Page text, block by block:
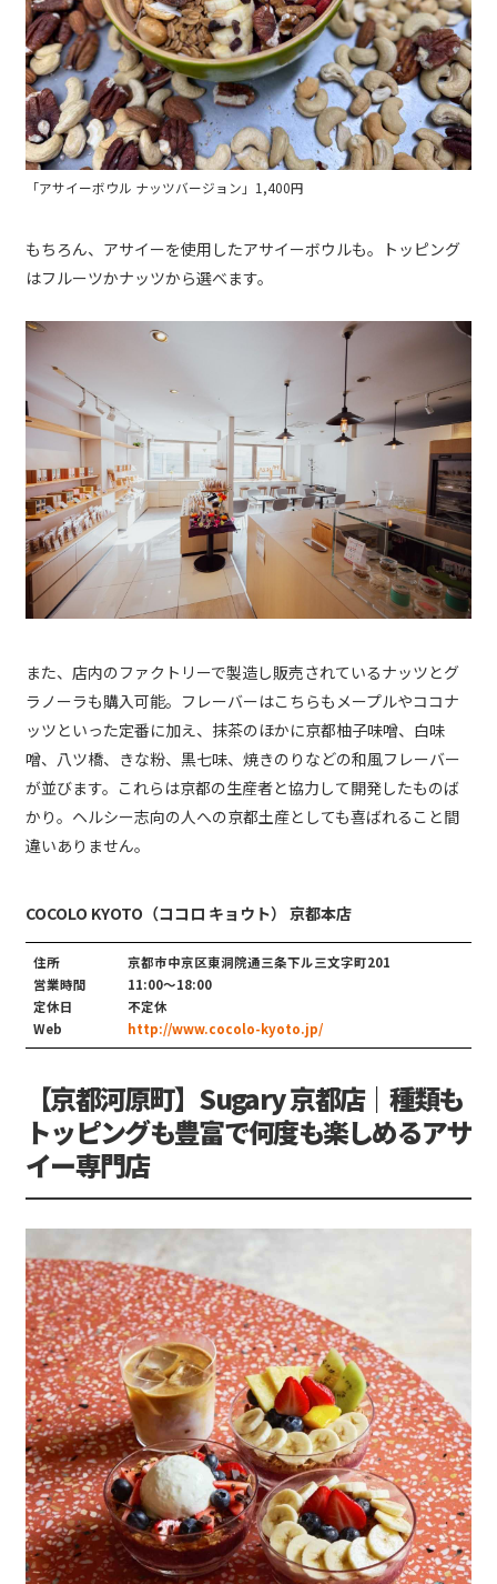
「アサイーボウル ナッツバージョン」1,400円
もちろん、アサイーを使用したアサイーボウルも。トッピング
はフルーツかナッツから選べます。
また、店内のファクトリーで製造し販売されているナッツとグ
ラノーラも購入可能。フレーバーはこちらもメープルやココナ
ッツといった定番に加え、抹茶のほかに京都柚子味噌、白味
噌、八ツ橋、きな粉、黒七味、焼きのりなどの和風フレーバー
が並びます。これらは京都の生産者と協力して開発したものば
かり。ヘルシー志向の人への京都土産としても喜ばれること間
違いありません。
COCOLO KYOTO（ココロ キョウト） 京都本店
住所
京都市中京区東洞院通三条下ル三文字町201
営業時間
11:00～18:00
定休日
不定休
Web
http://www.cocolo-kyoto.jp/
【京都河原町】Sugary 京都店｜種類も
トッピングも豊富で何度も楽しめるアサ
イー専門店